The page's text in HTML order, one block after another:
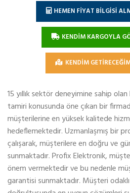
HEMEN FİYAT BİLGİSİ
KENDİM KARGOYLA
KENDİM
15 yıllık sektör deneyimine sahip
tamiri konusunda öne çıkan bir
müşterilerine en yüksek kalitede
hedeflemektedir. Uzmanlaşmış bir
çalışarak, müşterilere en doğru ve
sunmaktadır. Profix Elektronik,
önem vermektedir ve bu nedenle
garantisi sunmaktadır. Müşteri